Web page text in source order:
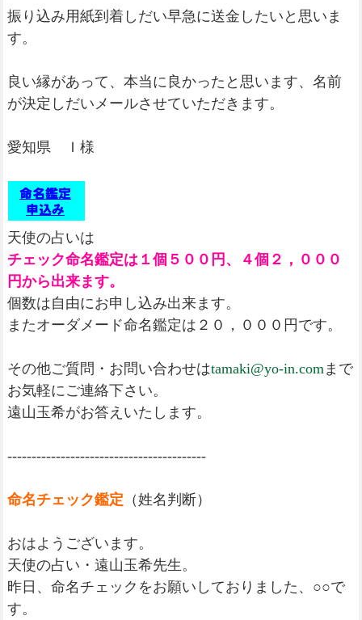
振り込み用紙到着しだい早急に送金したいと思いま
す。
良い縁があって、本当に良かったと思います、名前
が決定しだいメールさせていただきます。
愛知県 Ｉ様
天使の占いは
チェック命名鑑定は１個５００円、４個２，０００
円から出来ます。
個数は自由にお申し込み出来ます。
またオーダメード命名鑑定は２０，０００円です。
その他ご質問・お問い合わせはtamaki@yo-in.comまで
お気軽にご連絡下さい。
遠山玉希がお答えいたします。
-----------------------------------------
命名チェック鑑定 （姓名判断）
おはようございます。
天使の占い・遠山玉希先生。
昨日、命名チェックをお願いしておりました、○○で
す。